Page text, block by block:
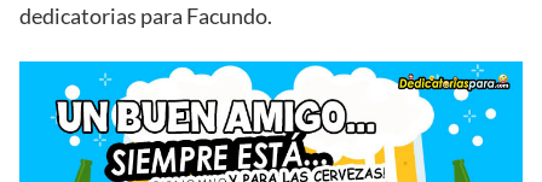
dedicatorias para Facundo.